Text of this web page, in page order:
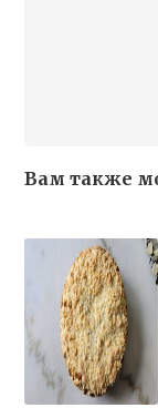
Вам также